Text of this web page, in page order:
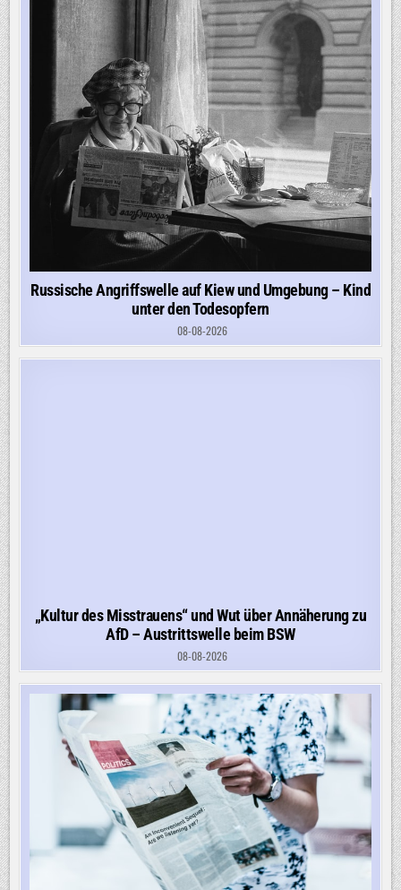
Russische Angriffswelle auf Kiew und Umgebung – Kind
unter den Todesopfern
08-08-2026
„Kultur des Misstrauens“ und Wut über Annäherung zu
AfD – Austrittswelle beim BSW
08-08-2026